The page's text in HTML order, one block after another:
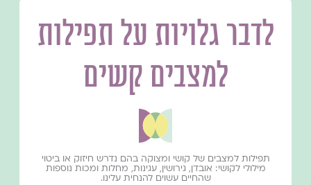
לדבר גלויות על תפילות
למצבים קשים
תפילות למצבים של קושי ומצוקה בהם נדרש חיזוק או ביטוי
מילולי לקושי: אובדן, גירושין, עגינות, מחלות ומכות נוספות
שהחיים עשוים להנחית עלינו.